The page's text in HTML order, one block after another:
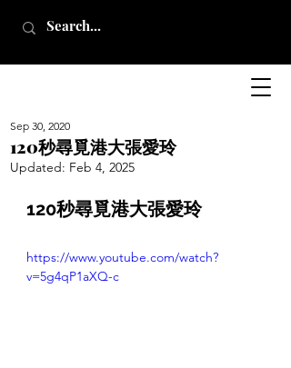
120秒尋覓港大張愛玲
Sep 30, 2020
Updated: Feb 4, 2025
120秒尋覓港大張愛玲
https://www.youtube.com/watch?
v=5g4qP1aXQ-c